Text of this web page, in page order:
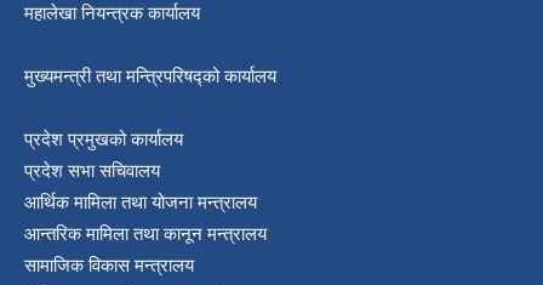
महालेखा नियन्त्रक कार्यालय
मुख्यमन्त्री तथा मन्त्रिपरिषद्को कार्यालय
प्रदेश प्रमुखको कार्यालय
प्रदेश सभा सचिवालय
आर्थिक मामिला तथा योजना मन्त्रालय
आन्तरिक मामिला तथा कानून मन्त्रालय
सामाजिक विकास मन्त्रालय